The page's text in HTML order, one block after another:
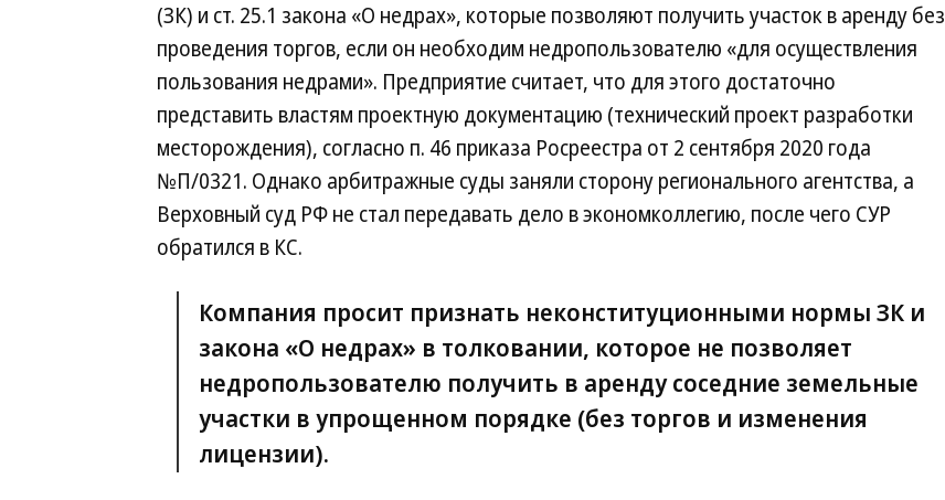
(ЗК) и ст. 25.1 закона «О недрах», которые позволяют получить участок в аренду без
проведения торгов, если он необходим недропользователю «для осуществления
пользования недрами». Предприятие считает, что для этого достаточно
представить властям проектную документацию (технический проект разработки
месторождения), согласно п. 46 приказа Росреестра от 2 сентября 2020 года
№П/0321. Однако арбитражные суды заняли сторону регионального агентства, а
Верховный суд РФ не стал передавать дело в экономколлегию, после чего СУР
обратился в КС.
Компания просит признать неконституционными нормы ЗК и
закона «О недрах» в толковании, которое не позволяет
недропользователю получить в аренду соседние земельные
участки в упрощенном порядке (без торгов и изменения
лицензии).